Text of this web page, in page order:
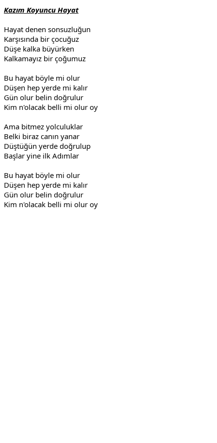
Kazım Koyuncu Hayat
Hayat denen sonsuzluğun
Karşısında bir çocuğuz
Düşe kalka büyürken
Kalkamayız bir çoğumuz
Bu hayat böyle mi olur
Düşen hep yerde mi kalır
Gün olur belin doğrulur
Kim n'olacak belli mi olur oy
Ama bitmez yolculuklar
Belki biraz canın yanar
Düştüğün yerde doğrulup
Başlar yine ilk Adımlar
Bu hayat böyle mi olur
Düşen hep yerde mi kalır
Gün olur belin doğrulur
Kim n'olacak belli mi olur oy